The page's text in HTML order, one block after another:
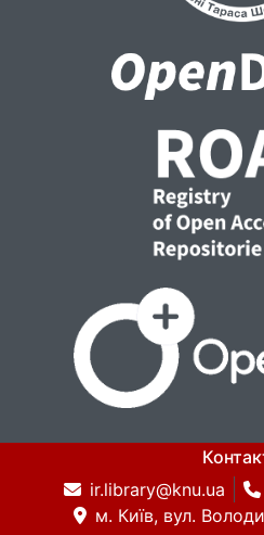
ir.library@knu.ua
м. Київ, вул.